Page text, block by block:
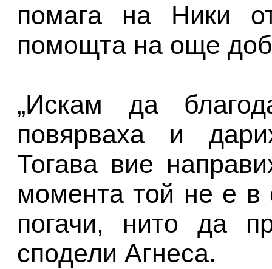
помага на Ники
помощта на още
„Искам да
повярваха и
Тогава вие
момента той не е в
погачи, нито да
сподели Агнеса.